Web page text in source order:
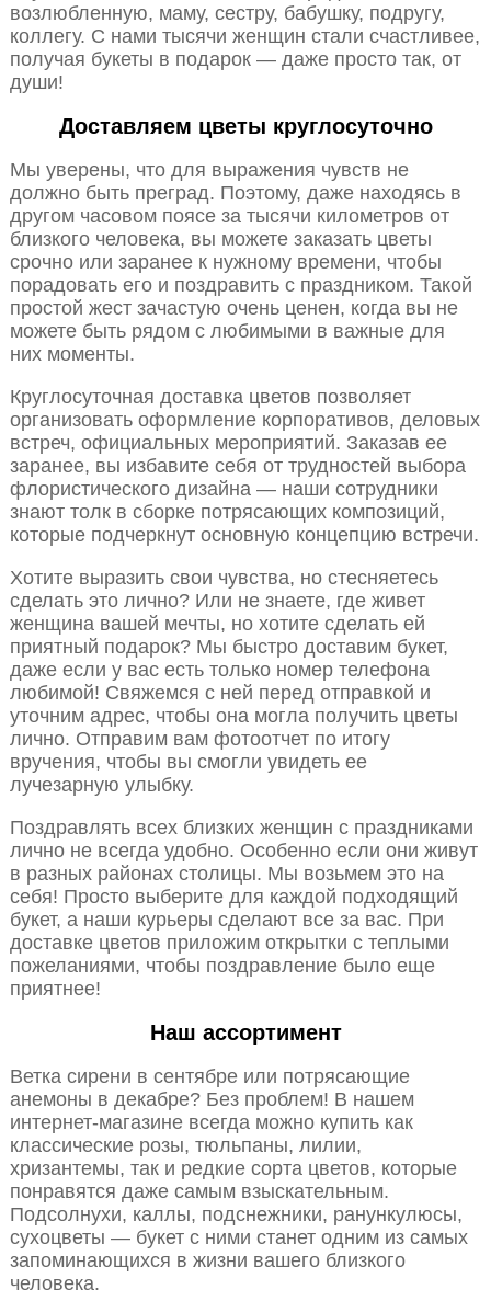
возлюбленную, маму, сестру, бабушку, подругу,
коллегу. С нами тысячи женщин стали счастливее,
получая букеты в подарок — даже просто так, от
души!
Доставляем цветы круглосуточно
Мы уверены, что для выражения чувств не
должно быть преград. Поэтому, даже находясь в
другом часовом поясе за тысячи километров от
близкого человека, вы можете заказать цветы
срочно или заранее к нужному времени, чтобы
порадовать его и поздравить с праздником. Такой
простой жест зачастую очень ценен, когда вы не
можете быть рядом с любимыми в важные для
них моменты.
Круглосуточная доставка цветов позволяет
организовать оформление корпоративов, деловых
встреч, официальных мероприятий. Заказав ее
заранее, вы избавите себя от трудностей выбора
флористического дизайна — наши сотрудники
знают толк в сборке потрясающих композиций,
которые подчеркнут основную концепцию встречи.
Хотите выразить свои чувства, но стесняетесь
сделать это лично? Или не знаете, где живет
женщина вашей мечты, но хотите сделать ей
приятный подарок? Мы быстро доставим букет,
даже если у вас есть только номер телефона
любимой! Свяжемся с ней перед отправкой и
уточним адрес, чтобы она могла получить цветы
лично. Отправим вам фотоотчет по итогу
вручения, чтобы вы смогли увидеть ее
лучезарную улыбку.
Поздравлять всех близких женщин с праздниками
лично не всегда удобно. Особенно если они живут
в разных районах столицы. Мы возьмем это на
себя! Просто выберите для каждой подходящий
букет, а наши курьеры сделают все за вас. При
доставке цветов приложим открытки с теплыми
пожеланиями, чтобы поздравление было еще
приятнее!
Наш ассортимент
Ветка сирени в сентябре или потрясающие
анемоны в декабре? Без проблем! В нашем
интернет-магазине всегда можно купить как
классические розы, тюльпаны, лилии,
хризантемы, так и редкие сорта цветов, которые
понравятся даже самым взыскательным.
Подсолнухи, каллы, подснежники, ранункулюсы,
сухоцветы — букет с ними станет одним из самых
запоминающихся в жизни вашего близкого
человека.